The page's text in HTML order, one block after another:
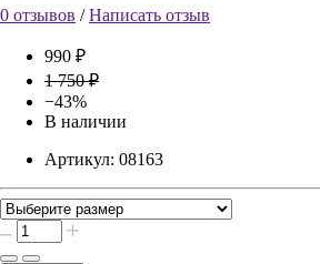
0 отзывов /Написать отзыв
990 ₽
1 750 ₽
−43%
В наличии
Артикул: 08163